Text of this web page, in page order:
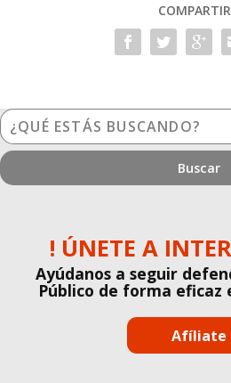
COMPARTIR
¿Qué
estás
buscando?
! ÚNETE A
Ayúdanos a seguir
Público de forma eficaz
Afíliate